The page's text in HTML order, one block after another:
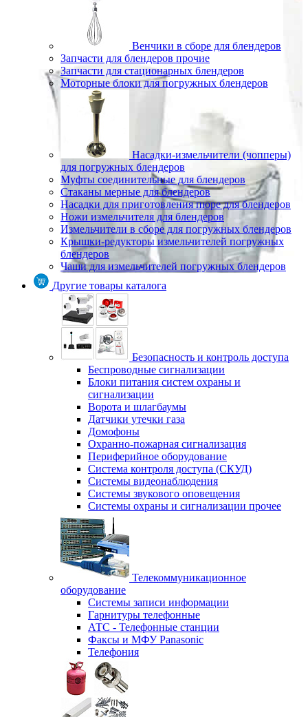
Венчики в сборе для блендеров
Запчасти для блендеров прочие
Запчасти для стационарных блендеров
Моторные блоки для погружных блендеров
Насадки-измельчители (чопперы)
для погружных блендеров
Муфты соединительные для блендеров
Стаканы мерные для блендеров
Насадки для приготовления пюре для блендеров
Ножи измельчителя для блендеров
Измельчители в сборе для погружных блендеров
Крышки-редукторы измельчителей погружных
блендеров
Чаши для измельчителей погружных блендеров
Другие товары каталога
Безопасность и контроль доступа
Беспроводные сигнализации
Блоки питания систем охраны и
сигнализации
Ворота и шлагбаумы
Датчики утечки газа
Домофоны
Охранно-пожарная сигнализация
Периферийное оборудование
Система контроля доступа (СКУД)
Системы видеонаблюдения
Системы звукового оповещения
Системы охраны и сигнализации прочее
Телекоммуникационное
оборудование
Системы записи информации
Гарнитуры телефонные
АТС - Телефонные станции
Факсы и МФУ Panasonic
Телефония